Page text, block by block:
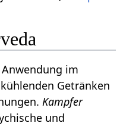
im
Getränken
Kampfer
und